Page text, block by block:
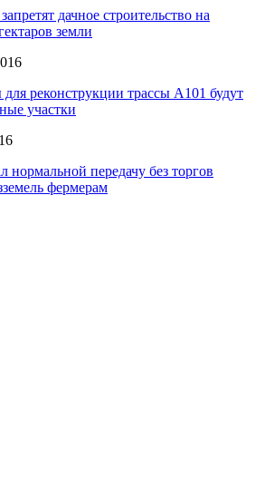
дачное строительство на
земли
реконструкции трассы А101 будут
участки
нормальной передачу без торгов
фермерам